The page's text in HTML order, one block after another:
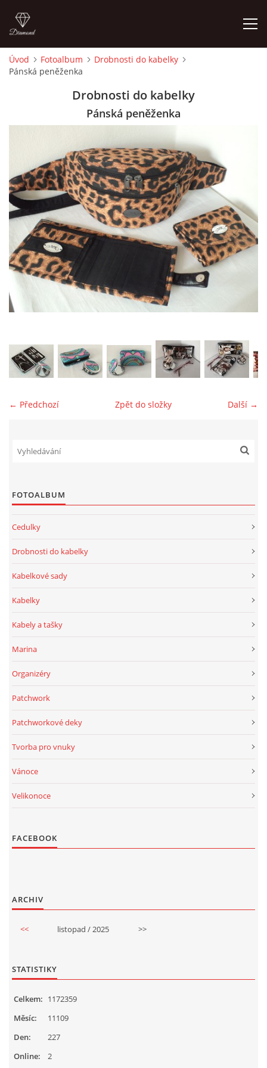
ÚVOD
MOJE POSLEDNÍ PRÁCE
jk-laguna@seznam.cz
Úvod Fotoalbum
Drobnosti do kabelky
Pánská peněženka
Drobnosti do kabelky
Pánská peněženka
← Předchozí Další →
Zpět do složky
FOTOALBUM
Cedulky
Drobnosti do kabelky
Kabelkové sady
Kabelky
Kabely a tašky
Marina
Organizéry
Patchwork
Patchworkové deky
Tvorba pro vnuky
Vánoce
Velikonoce
FACEBOOK
ARCHIV
<< listopad / 2025 >>
STATISTIKY
Online: 2
Celkem: 1172359
Měsíc:
11109
Den:
227